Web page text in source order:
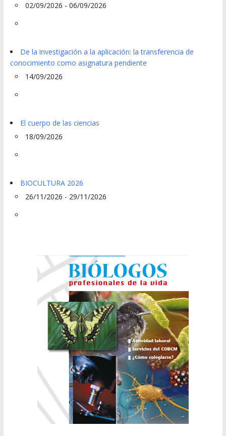
02/09/2026 - 06/09/2026
De la investigación a la aplicación: la transferencia de
conocimiento como asignatura pendiente
14/09/2026
El cuerpo de las ciencias
18/09/2026
BIOCULTURA 2026
26/11/2026 - 29/11/2026